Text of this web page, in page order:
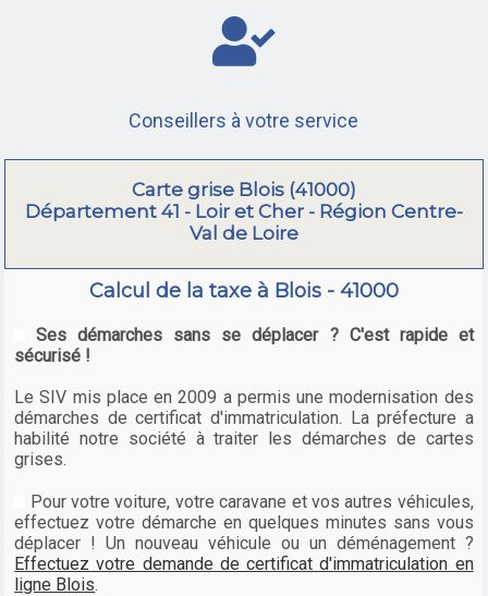
Conseillers à votre service
Carte grise Blois (41000)
Département 41 - Loir et Cher - Région Centre-
Val de Loire
Calcul de la taxe à Blois - 41000
Ses démarches sans se déplacer ? C'est rapide et
sécurisé !
Le SIV mis place en 2009 a permis une modernisation des
démarches de certificat d'immatriculation. La préfecture a
habilité notre société à traiter les démarches de cartes
grises.
Pour votre voiture, votre caravane et vos autres véhicules,
effectuez votre démarche en quelques minutes sans vous
déplacer ! Un nouveau véhicule ou un déménagement ?
Effectuez votre demande de certificat d'immatriculation en
ligne Blois.